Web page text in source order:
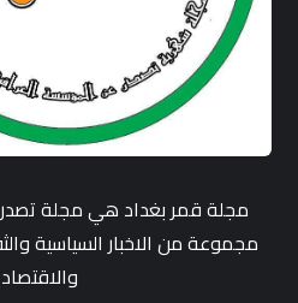
مجلة قمر بغداد هي مجلة
مجموعة من الاخبار السياسية